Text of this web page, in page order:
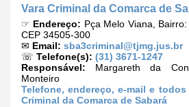
Vara Criminal da Comarca de
☞ Endereço: Pça Melo Viana,
CEP 34505-300
✉ Email: sba3criminal@tjmg.jus.br
☏ Telefone(s): (31) 3671-1247
Responsável: Margareth da
Monteiro
Telefone, endereço, e-mail e
Criminal da Comarca de Sabará